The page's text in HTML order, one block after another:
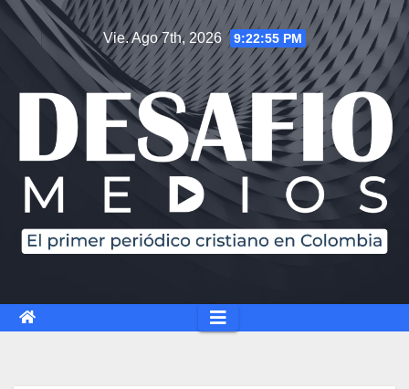
Vie. Ago 7th, 2026 9:22:56 PM